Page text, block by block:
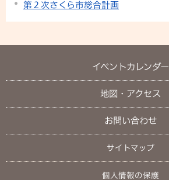
第２次さくら市総合計画
イベントカレンダー
地図・アクセス
お問い合わせ
サイトマップ
個人情報の保護